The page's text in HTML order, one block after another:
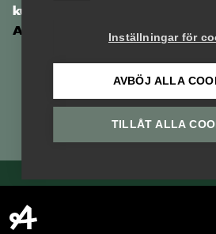
kunskapsbank
Arbetsgivarguiden
Logga in
Inställningar för
AVBÖJ ALLA
TILLÅT ALLA